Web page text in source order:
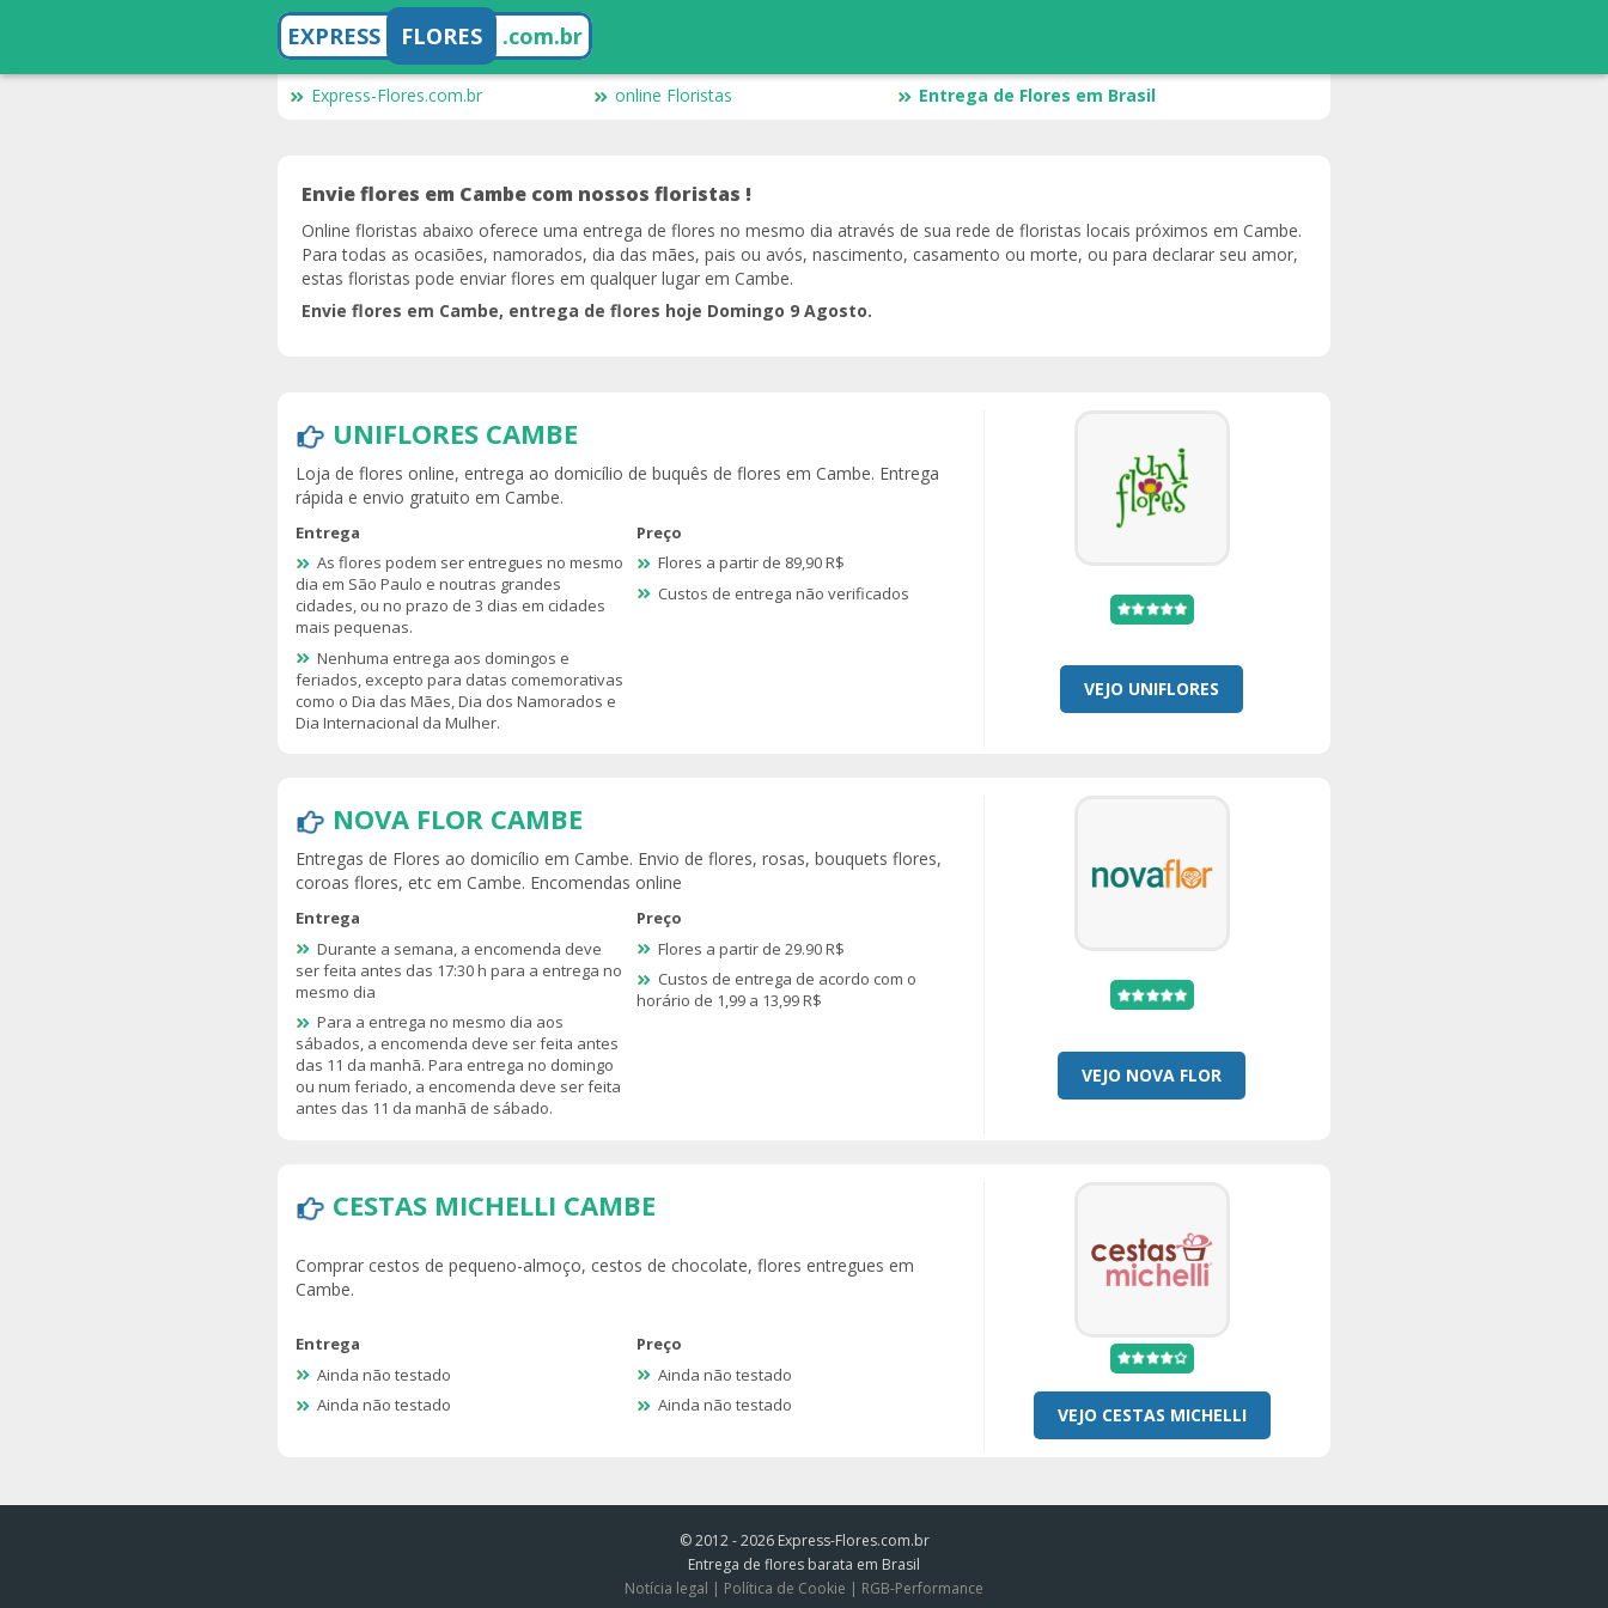
EXPRESS FLORES .com.br
Express-Flores.com.br online Floristas Entrega de Flores em Brasil
Envie flores em Cambe com nossos floristas !
Online floristas abaixo oferece uma entrega de flores no mesmo dia através de sua rede de floristas locais próximos em Cambe.
Para todas as ocasiões, namorados, dia das mães, pais ou avós, nascimento, casamento ou morte, ou para declarar seu amor,
estas floristas pode enviar flores em qualquer lugar em Cambe.
Envie flores em Cambe, entrega de flores hoje Domingo 9 Agosto.
UNIFLORES CAMBE
Loja de flores online, entrega ao domicílio de buquês de flores em Cambe. Entrega
rápida e envio gratuito em Cambe.
Entrega
As flores podem ser entregues no mesmo
dia em São Paulo e noutras grandes
cidades, ou no prazo de 3 dias em cidades
mais pequenas.
Nenhuma entrega aos domingos e
feriados, excepto para datas comemorativas
como o Dia das Mães, Dia dos Namorados e
Dia Internacional da Mulher.
Preço
Flores a partir de 89,90 R$
Custos de entrega não verificados
VEJO UNIFLORES
NOVA FLOR CAMBE
Entregas de Flores ao domicílio em Cambe. Envio de flores, rosas, bouquets flores,
coroas flores, etc em Cambe. Encomendas online
Entrega
Durante a semana, a encomenda deve
ser feita antes das 17:30 h para a entrega no
mesmo dia
Para a entrega no mesmo dia aos
sábados, a encomenda deve ser feita antes
das 11 da manhã. Para entrega no domingo
ou num feriado, a encomenda deve ser feita
antes das 11 da manhã de sábado.
Preço
Flores a partir de 29.90 R$
Custos de entrega de acordo com o
horário de 1,99 a 13,99 R$
VEJO NOVA FLOR
CESTAS MICHELLI CAMBE
Comprar cestos de pequeno-almoço, cestos de chocolate, flores entregues em
Cambe.
Entrega
Ainda não testado
Ainda não testado
Preço
Ainda não testado
Ainda não testado
VEJO CESTAS MICHELLI
© 2012 - 2026 Express-Flores.com.br
Entrega de flores barata em Brasil
Notícia legal | Política de Cookie | RGB-Performance